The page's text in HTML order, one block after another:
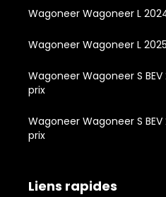
Wagoneer Wagoneer L
Wagoneer Wagoneer L
Wagoneer Wagoneer S
prix
Wagoneer Wagoneer S
prix
Liens rapides